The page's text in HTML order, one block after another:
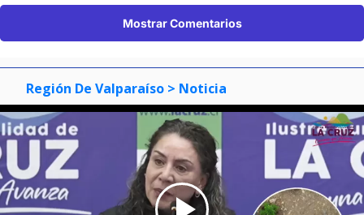
Mostrar Comentarios
Región De Valparaíso > Noticia